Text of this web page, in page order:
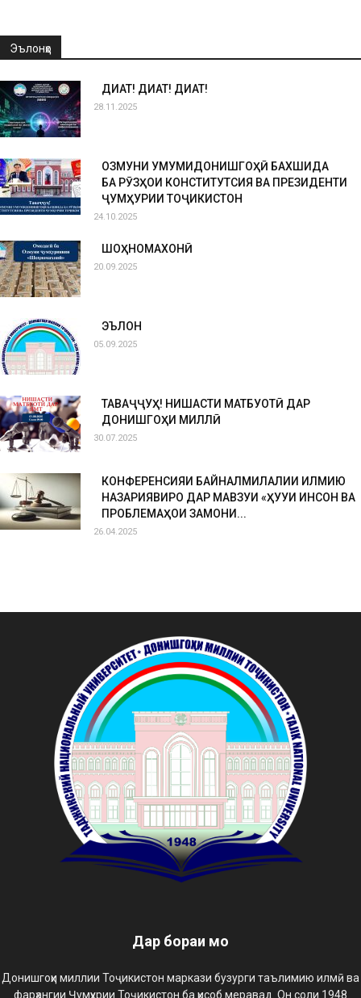
Эълонҳо
ДИҚҚАТ! ДИҚҚАТ! ДИҚҚАТ!
28.11.2025
ОЗМУНИ УМУМИДОНИШГОҲӢ БАХШИДА
БА РӮЗҲОИ КОНСТИТУТСИЯ ВА ПРЕЗИДЕНТИ
ҶУМҲУРИИ ТОҶИКИСТОН
24.10.2025
ШОҲНОМАХОНӢ
20.09.2025
ЭЪЛОН
05.09.2025
ТАВАҶҶУҲ! НИШАСТИ МАТБУОТӢ ДАР
ДОНИШГОҲИ МИЛЛӢ
30.07.2025
КОНФЕРЕНСИЯИ БАЙНАЛМИЛАЛИИ ИЛМИЮ
НАЗАРИЯВИРО ДАР МАВЗУИ «ҲУҚУҚИ ИНСОН ВА
ПРОБЛЕМАҲОИ ЗАМОНИ...
26.04.2025
Дар бораи мо
Донишгоҳи миллии Тоҷикистон маркази бузурги таълимию илмӣ ва
фарҳангии Ҷумҳурии Тоҷикистон ба ҳисоб меравад. Он соли 1948